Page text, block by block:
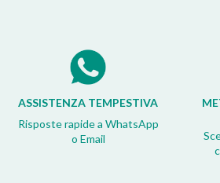
ASSISTENZA TEMPESTIVA
Risposte rapide a WhatsApp
o Email